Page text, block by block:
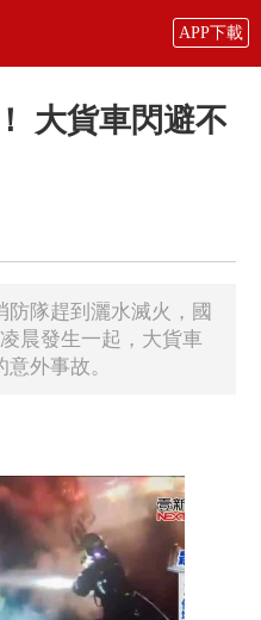
APP下載
大貨車閃避不
隊趕到灑水滅火，國
晨發生一起，大貨車
外事故。